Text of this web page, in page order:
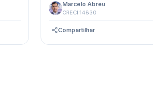
Marcelo Abreu
CRECI 14830
Compartilhar